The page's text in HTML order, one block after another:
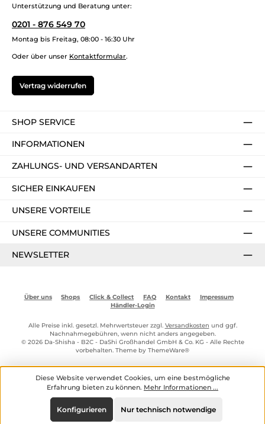
Unterstützung und Beratung unter:
0201 - 876 549 70
Montag bis Freitag, 08:00 - 16:30 Uhr
Oder über unser Kontaktformular.
Vertrag widerrufen
SHOP SERVICE
INFORMATIONEN
ZAHLUNGS- UND VERSANDARTEN
SICHER EINKAUFEN
UNSERE VORTEILE
UNSERE COMMUNITIES
NEWSLETTER
Über uns Shops Click & Collect FAQ Kontakt
Impressum
Händler-Login
Alle Preise inkl. gesetzl. Mehrwertsteuer zzgl. Versandkosten und ggf.
Nachnahmegebühren, wenn nicht anders angegeben.
© 2026 Da-Shisha - B2C - DaShi Großhandel GmbH & Co. KG - Alle Rechte
vorbehalten. Theme by ThemeWare®
Diese Website verwendet Cookies, um eine bestmögliche
Erfahrung bieten zu können. Mehr Informationen ...
Nur technisch notwendige
Konfigurieren